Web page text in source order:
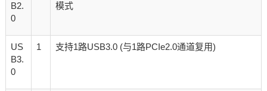
B2.
0
模式
US
B3.
0
1 支持1路USB3.0 (与1路PCIe2.0通道复用)